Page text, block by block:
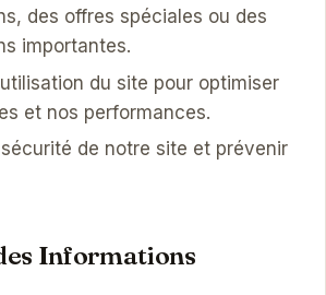
des offres spéciales ou des
importantes.
du site pour optimiser
et nos performances.
de notre site et prévenir
Informations